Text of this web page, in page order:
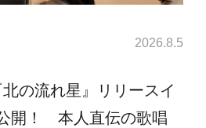
2026.8.5
の流れ星』リリースイ
開！ 本人直伝の歌唱